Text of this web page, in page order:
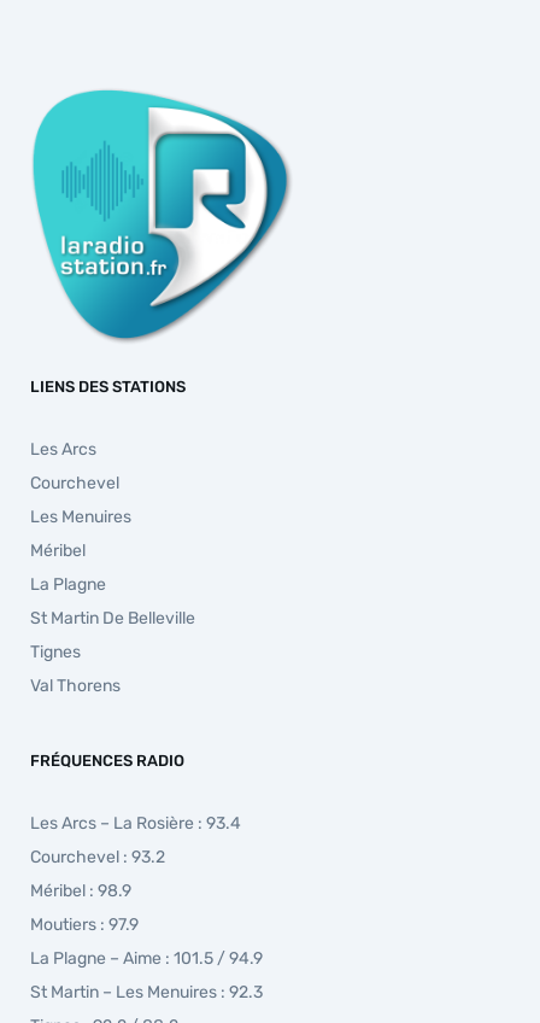
LIENS DES STATIONS
Les Arcs
Courchevel
Les Menuires
Méribel
La Plagne
St Martin De Belleville
Tignes
Val Thorens
FRÉQUENCES RADIO
Les Arcs – La Rosière : 93.4
Courchevel : 93.2
Méribel : 98.9
Moutiers : 97.9
La Plagne – Aime : 101.5 / 94.9
St Martin – Les Menuires : 92.3